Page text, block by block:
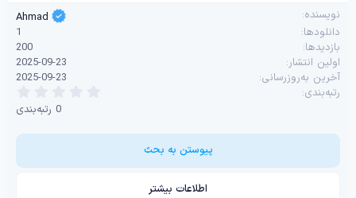
نویسنده
Ahmad
دانلودها
1
بازدیدها
200
اولین انتشار
2025-09-23
آخرین به‌روزرسانی
2025-09-23
رتبه‌بندی
س
ا
0 رتبه‌بندی
پیوستن به بحث
اطلاعات بیشتر